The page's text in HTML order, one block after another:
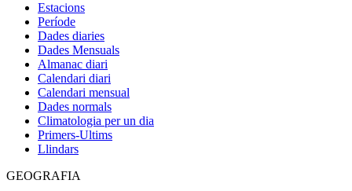
Estacions
Període
Dades diaries
Dades Mensuals
Almanac diari
Calendari diari
Calendari mensual
Dades normals
Climatologia per un dia
Primers-Ultims
Llindars
GEOGRAFIA